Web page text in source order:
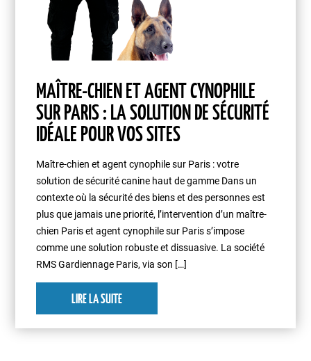
MAÎTRE-CHIEN ET AGENT CYNOPHILE
SUR PARIS : LA SOLUTION DE SÉCURITÉ
IDÉALE POUR VOS SITES
Maître-chien et agent cynophile sur Paris : votre
solution de sécurité canine haut de gamme Dans un
contexte où la sécurité des biens et des personnes est
plus que jamais une priorité, l’intervention d’un maître-
chien Paris et agent cynophile sur Paris s’impose
comme une solution robuste et dissuasive. La société
RMS Gardiennage Paris, via son […]
LIRE LA SUITE